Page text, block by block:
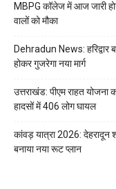
MBPG कॉलेज में आज जारी
वालों को मौका
Dehradun News: हरिद्वार
होकर गुजरेगा नया मार्ग
उत्तराखंड: पीएम राहत योजना
हादसों में 406 लोग घायल
कांवड़ यात्रा 2026: देहरादून
बनाया नया रूट प्लान